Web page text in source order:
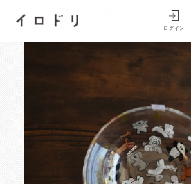
イロドリ
ログイン